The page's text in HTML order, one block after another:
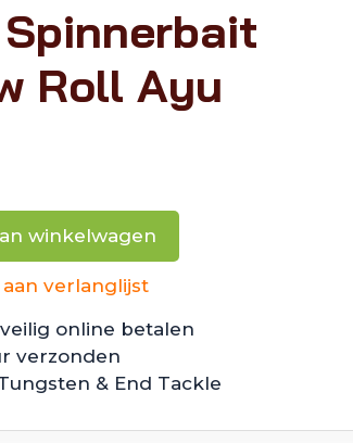
Roll Ayu
winkelwagen
verlanglijst
online betalen
verzonden
& End Tackle